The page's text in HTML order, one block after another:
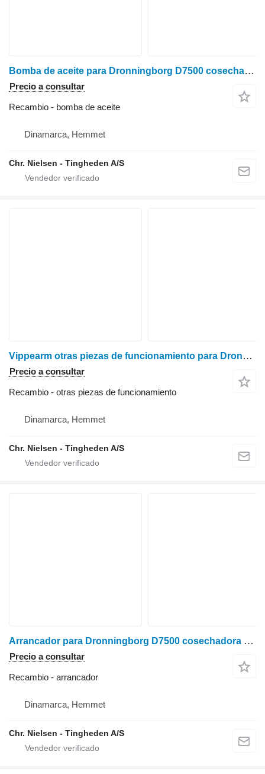
Bomba de aceite para Dronningborg D7500 cosechadora
Precio a consultar
Recambio - bomba de aceite
Dinamarca, Hemmet
Chr. Nielsen - Tingheden A/S
Vippearm otras piezas de funcionamiento para Dronningborg D7000 cosechadora de cereales
Precio a consultar
Recambio - otras piezas de funcionamiento
Dinamarca, Hemmet
Chr. Nielsen - Tingheden A/S
Arrancador para Dronningborg D7500 cosechadora de cereales
Precio a consultar
Recambio - arrancador
Dinamarca, Hemmet
Chr. Nielsen - Tingheden A/S